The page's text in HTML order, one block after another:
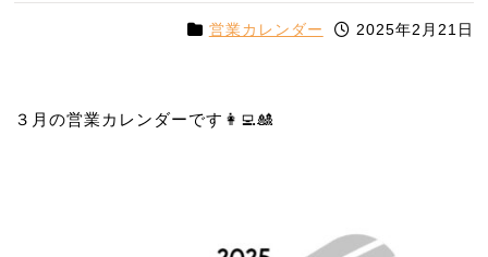
2025年2月21日
営業カレンダー
３月の営業カレンダーです👩‍💻🎎